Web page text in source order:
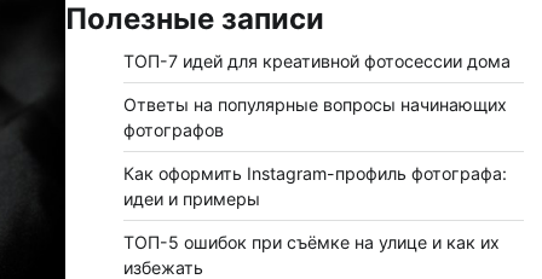
Полезные записи
ТОП-7 идей для креативной фотосессии дома
Ответы на популярные вопросы начинающих
фотографов
Как оформить Instagram-профиль фотографа:
идеи и примеры
ТОП-5 ошибок при съёмке на улице и как их
избежать